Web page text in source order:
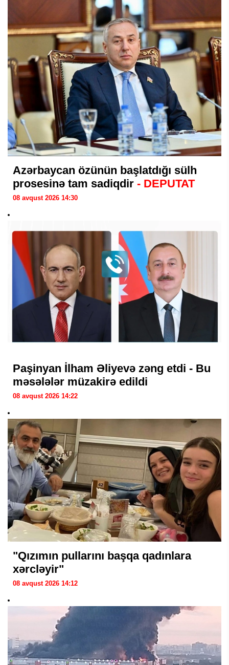
Azərbaycan özünün başlatdığı sülh
prosesinə tam sadiqdir - DEPUTAT
08 avqust 2026 14:30
Paşinyan İlham Əliyevə zəng etdi - Bu
məsələlər müzakirə edildi
08 avqust 2026 14:22
"Qızımın pullarını başqa qadınlara
xərcləyir"
08 avqust 2026 14:12